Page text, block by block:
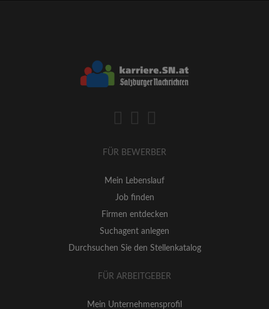
FÜR BEWERBER
Mein Lebenslauf
Job finden
Firmen entdecken
Suchagent anlegen
Durchsuchen Sie den Stellenkatalog
FÜR ARBEITGEBER
Mein Unternehmensprofil